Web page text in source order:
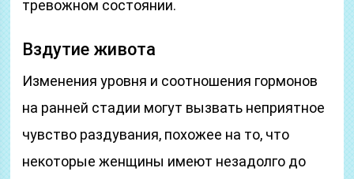
тревожном состоянии.
Вздутие живота
Изменения уровня и соотношения гормонов
на ранней стадии могут вызвать неприятное
чувство раздувания, похожее на то, что
некоторые женщины имеют незадолго до